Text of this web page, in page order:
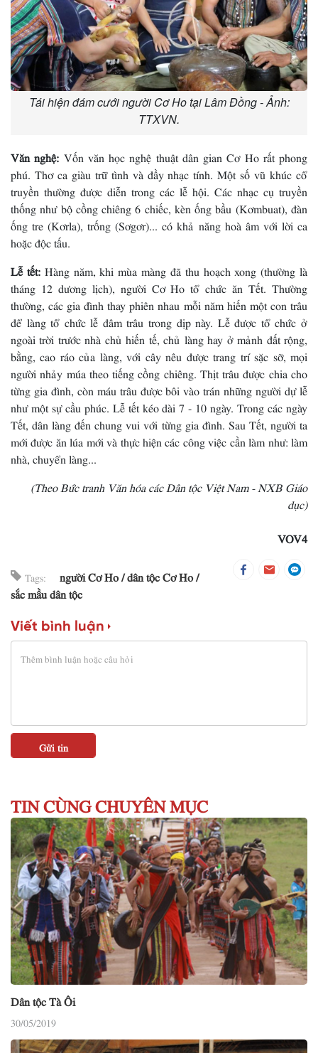
Tái hiện đám cưới người Cơ Ho tại Lâm Đồng - Ảnh:
TTXVN.
Văn nghệ: Vốn văn học nghệ thuật dân gian Cơ Ho rất phong
phú. Thơ ca giàu trữ tình và đầy nhạc tính. Một số vũ khúc cổ
truyền thường được diễn trong các lễ hội. Các nhạc cụ truyền
thống như bộ cồng chiêng 6 chiếc, kèn ống bầu (Kơmbuat), đàn
ống tre (Kơrla), trống (Sơgơr)... có khả năng hoà âm với lời ca
hoặc độc tấu.
Lễ tết:Hàng năm, khi mùa màng đã thu hoạch xong (thường là
tháng 12 dương lịch), người Cơ Ho tổ chức ăn Tết. Thường
thường, các gia đình thay phiên nhau mỗi năm hiến một con trâu
để làng tổ chức lễ đâm trâu trong dịp này. Lễ được tổ chức ở
ngoài trời trước nhà chủ hiến tế, chủ làng hay ở mảnh đất rộng,
bằng, cao ráo của làng, với cây nêu được trang trí sặc sỡ, mọi
người nhảy múa theo tiếng cồng chiêng. Thịt trâu được chia cho
từng gia đình, còn máu trâu được bôi vào trán những người dự lễ
như một sự cầu phúc. Lễ tết kéo dài 7 - 10 ngày. Trong các ngày
Tết, dân làng đến chung vui với từng gia đình. Sau Tết, người ta
mới được ăn lúa mới và thực hiện các công việc cần làm như: làm
nhà, chuyển làng...
(Theo Bức tranh Văn hóa các Dân tộc Việt Nam - NXB Giáo
dục)
VOV4
Tags: người Cơ Ho dân tộc Cơ Ho
sắc mầu dân tộc
Viết bình luận
TIN CÙNG CHUYÊN MỤC
Dân tộc Tà Ôi
30/05/2019